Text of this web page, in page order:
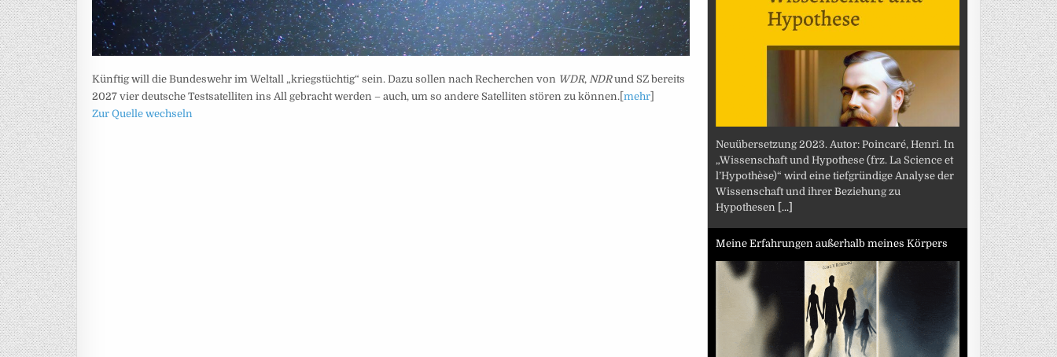
Künftig will die Bundeswehr im Weltall „kriegstüchtig“ sein. Dazu sollen nach Recherchen von WDR, NDRund SZ bereits
2027 vier deutsche Testsatelliten ins All gebracht werden – auch, um so andere Satelliten stören zu können.[mehr]
Zur Quelle wechseln
Neuübersetzung 2023. Autor: Poincaré, Henri. In
„Wissenschaft und Hypothese (frz. La Science et
l’Hypothèse)“ wird eine tiefgründige Analyse der
Wissenschaft und ihrer Beziehung zu
Hypothesen [...]
Meine Erfahrungen außerhalb meines Körpers